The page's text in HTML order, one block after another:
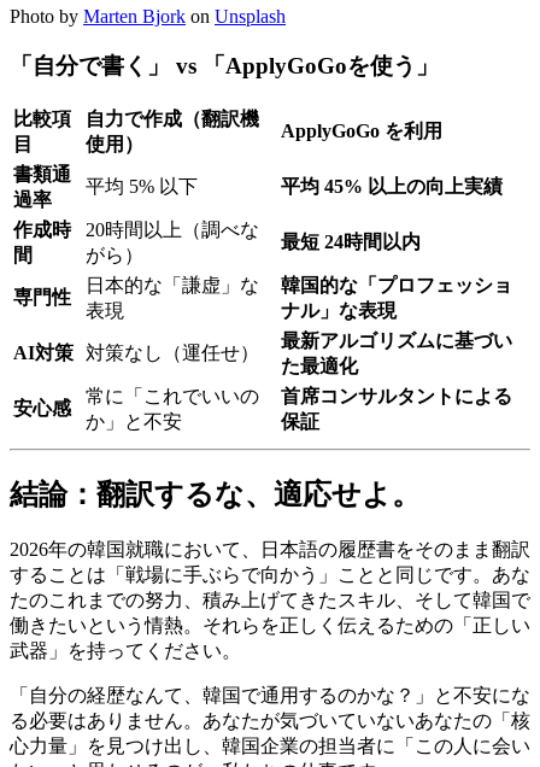
Photo by Marten Bjork on Unsplash
「自分で書く」 vs 「ApplyGoGoを使う」
比較項
目
自力で作成（翻訳機
使用）
ApplyGoGo を利用
書類通
過率
平均 5% 以下 平均 45% 以上の向上実績
作成時
間
20時間以上（調べな
がら）
最短 24時間以内
専門性
日本的な「謙虚」な
表現
韓国的な「プロフェッショ
ナル」な表現
AI対策 対策なし（運任せ）
最新アルゴリズムに基づい
た最適化
安心感
常に「これでいいの
か」と不安
首席コンサルタントによる
保証
結論：翻訳するな、適応せよ。
2026年の韓国就職において、日本語の履歴書をそのまま翻訳
することは「戦場に手ぶらで向かう」ことと同じです。あな
たのこれまでの努力、積み上げてきたスキル、そして韓国で
働きたいという情熱。それらを正しく伝えるための「正しい
武器」を持ってください。
「自分の経歴なんて、韓国で通用するのかな？」と不安にな
る必要はありません。あなたが気づいていないあなたの「核
心力量」を見つけ出し、韓国企業の担当者に「この人に会い